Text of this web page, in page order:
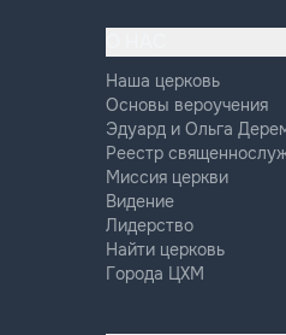
Наша церковь
Основы вероучения
Эдуард и Ольга
Реестр
Миссия церкви
Видение
Лидерство
Найти церковь
Города ЦХМ